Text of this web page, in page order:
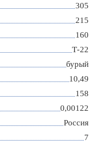
305
215
160
Т-22
бурый
10,49
158
0,00122
Россия
7